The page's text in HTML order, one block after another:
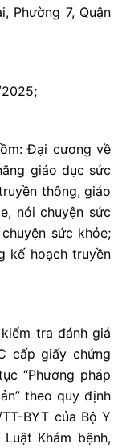
Phường 7, Quận
Đại cương về
giáo dục sức
thông, giáo
nói chuyện sức
sức khỏe;
kế hoạch truyền
tra đánh giá
cấp giấy chứng
“Phương pháp
theo quy định
BYT của Bộ Y
Khám bệnh,